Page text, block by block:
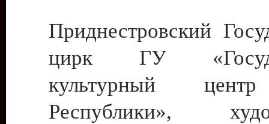
Приднестровский
цирк ГУ
культурный
Республики»,